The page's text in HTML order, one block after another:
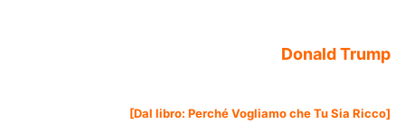
Donald Trump
[Dal libro: Perché Vogliamo che Tu Sia Ricco]